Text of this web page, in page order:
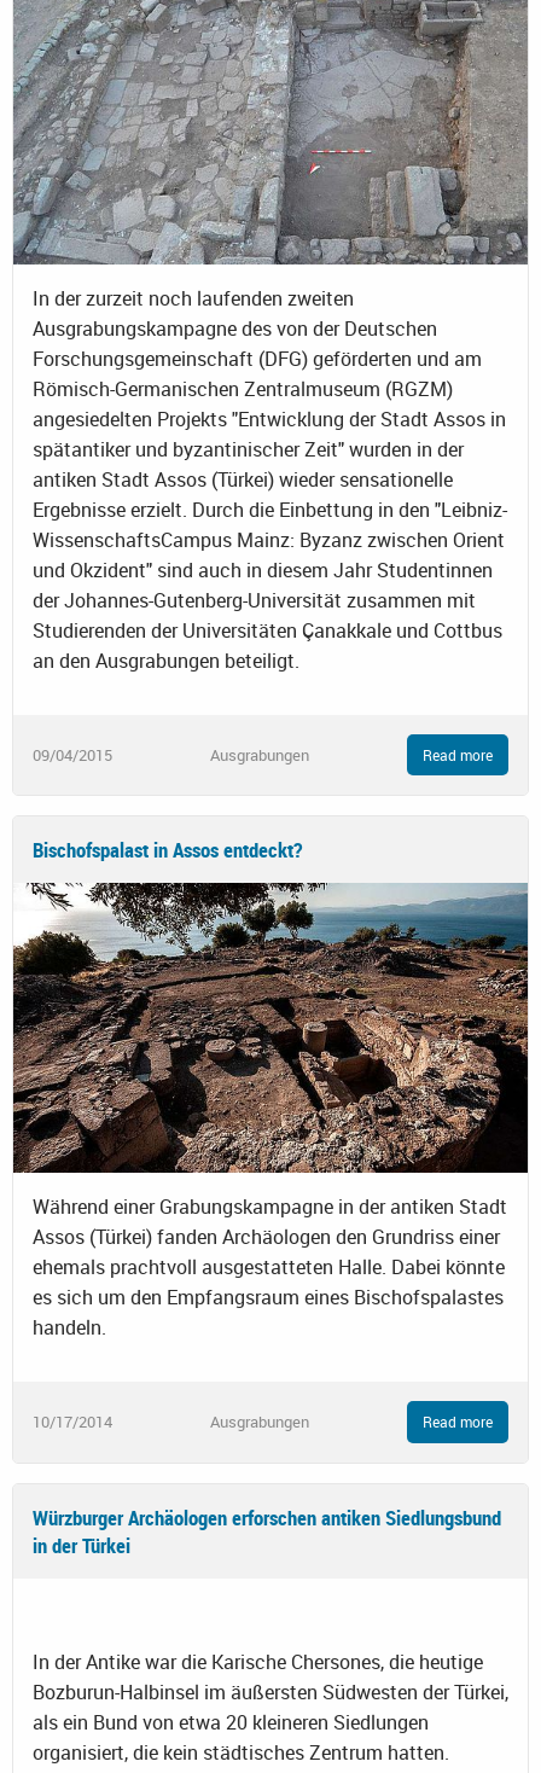
In der zurzeit noch laufenden zweiten
Ausgrabungskampagne des von der Deutschen
Forschungsgemeinschaft (DFG) geförderten und am
Römisch-Germanischen Zentralmuseum (RGZM)
angesiedelten Projekts "Entwicklung der Stadt Assos in
spätantiker und byzantinischer Zeit" wurden in der
antiken Stadt Assos (Türkei) wieder sensationelle
Ergebnisse erzielt. Durch die Einbettung in den "Leibniz-
WissenschaftsCampus Mainz: Byzanz zwischen Orient
und Okzident" sind auch in diesem Jahr Studentinnen
der Johannes-Gutenberg-Universität zusammen mit
Studierenden der Universitäten Çanakkale und Cottbus
an den Ausgrabungen beteiligt.
09/04/2015 Ausgrabungen Read more
Bischofspalast in Assos entdeckt?
Während einer Grabungskampagne in der antiken Stadt
Assos (Türkei) fanden Archäologen den Grundriss einer
ehemals prachtvoll ausgestatteten Halle. Dabei könnte
es sich um den Empfangsraum eines Bischofspalastes
handeln.
10/17/2014 Ausgrabungen Read more
Würzburger Archäologen erforschen antiken Siedlungsbund
in der Türkei
In der Antike war die Karische Chersones, die heutige
Bozburun-Halbinsel im äußersten Südwesten der Türkei,
als ein Bund von etwa 20 kleineren Siedlungen
organisiert, die kein städtisches Zentrum hatten.